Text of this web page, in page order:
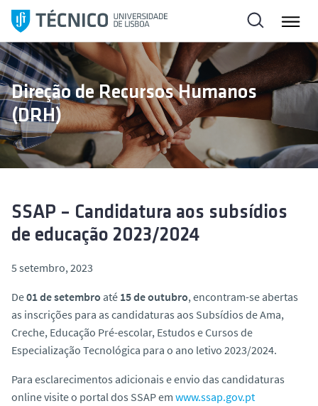
l
t
a
r
p
a
a
Direção de Recursos Humanos
(DRH)
SSAP – Candidatura aos subsídios
de educação 2023/2024
5 setembro, 2023
De01 de setembro até 15 de outubro, encontram-se abertas
as inscrições para as candidaturas aos Subsídios de Ama,
Creche, Educação Pré-escolar, Estudos e Cursos de
Especialização Tecnológica para o ano letivo 2023/2024.
Para esclarecimentos adicionais e envio das candidaturas
online visite o portal dos SSAP em www.ssap.gov.pt